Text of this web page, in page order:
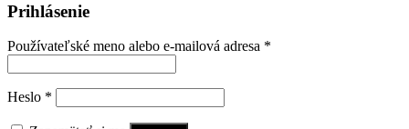
Prihlásenie
Používateľské meno alebo e-mailová adresa *
Heslo *